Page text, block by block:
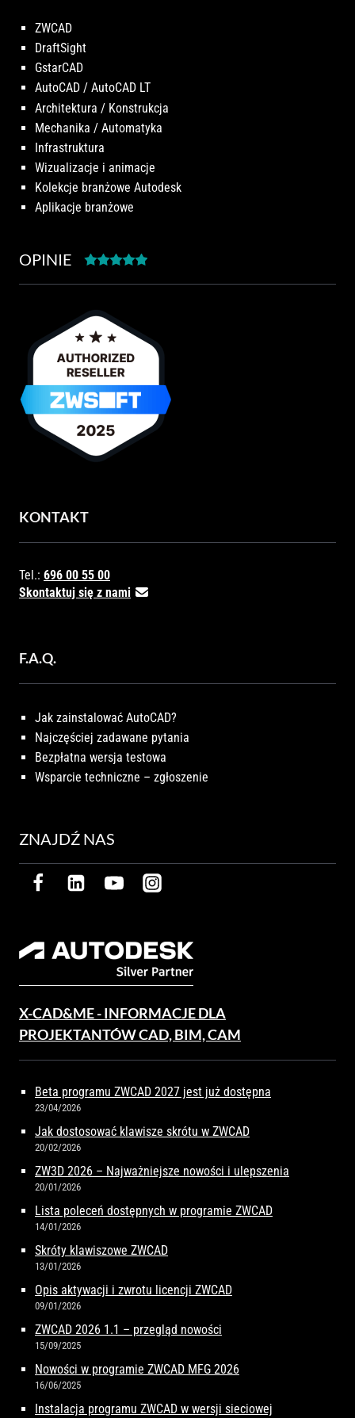
ZWCAD
DraftSight
GstarCAD
AutoCAD / AutoCAD LT
Architektura / Konstrukcja
Mechanika / Automatyka
Infrastruktura
Wizualizacje i animacje
Kolekcje branżowe Autodesk
Aplikacje branżowe
OPINIE
KONTAKT
Tel.: 696 00 55 00
Skontaktuj się z nami
F.A.Q.
Jak zainstalować AutoCAD?
Najczęściej zadawane pytania
Bezpłatna wersja testowa
Wsparcie techniczne – zgłoszenie
ZNAJDŹ NAS
X-CAD&ME - INFORMACJE DLA
PROJEKTANTÓW CAD, BIM, CAM
Beta programu ZWCAD 2027 jest już dostępna
23/04/2026
Jak dostosować klawisze skrótu w ZWCAD
20/02/2026
ZW3D 2026 – Najważniejsze nowości i ulepszenia
20/01/2026
Lista poleceń dostępnych w programie ZWCAD
14/01/2026
Skróty klawiszowe ZWCAD
13/01/2026
Opis aktywacji i zwrotu licencji ZWCAD
09/01/2026
ZWCAD 2026 1.1 – przegląd nowości
15/09/2025
Nowości w programie ZWCAD MFG 2026
16/06/2025
Instalacja programu ZWCAD w wersji sieciowej